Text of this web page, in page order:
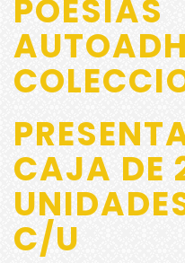
POESÍAS
CAJA DE
C/U